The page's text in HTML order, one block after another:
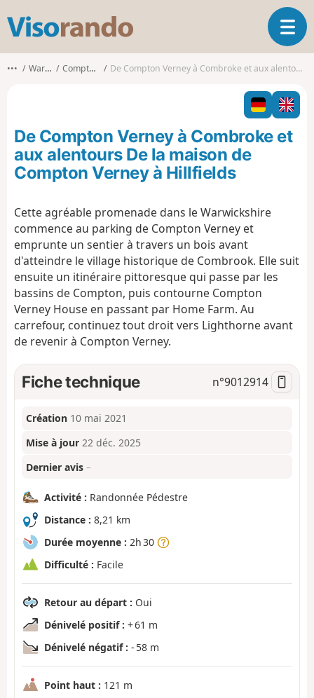
s
o
o
O
u
v
i
r
l
a
o
••• Warwickshire Compton Verney CP De Compton Verney à Combroke et aux alentours De la maison de Compton Verney à Hillfields
De Compton Verney à Combroke et
aux alentours De la maison de
Compton Verney à Hillfields
Cette agréable promenade dans le Warwickshire
commence au parking de Compton Verney et
emprunte un sentier à travers un bois avant
d'atteindre le village historique de Combrook. Elle suit
ensuite un itinéraire pittoresque qui passe par les
bassins de Compton, puis contourne Compton
Verney House en passant par Home Farm. Au
carrefour, continuez tout droit vers Lighthorne avant
de revenir à Compton Verney.
Fiche technique n°9012914
Création 10 mai 2021
Mise à jour 22 déc. 2025
Dernier avis –
Activité : Randonnée Pédestre
Distance : 8,21 km
Durée moyenne : 2h 30
Difficulté : Facile
Retour au départ : Oui
Dénivelé positif : + 61 m
Dénivelé négatif : - 58 m
Point haut : 121 m